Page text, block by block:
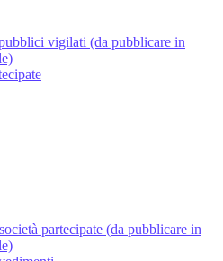
vigilati (da pubblicare in
partecipate (da pubblicare in